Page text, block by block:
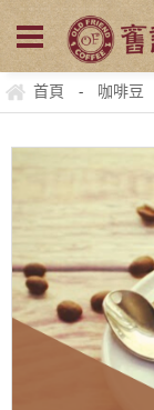
首頁 - 咖啡豆